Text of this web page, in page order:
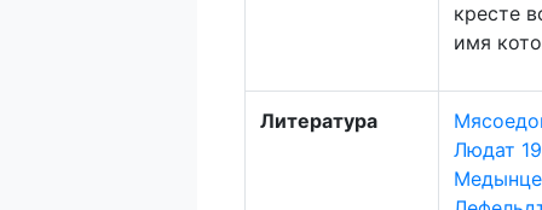
кресте
имя
Литература
Людат